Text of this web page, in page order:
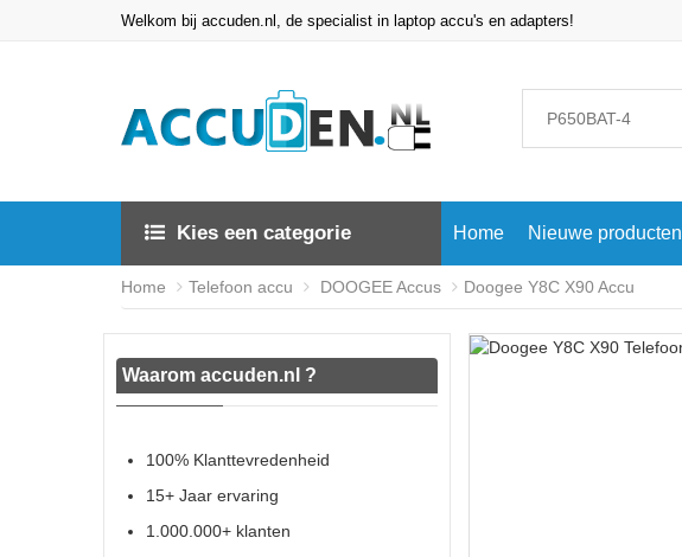
Welkom bij accuden.nl, de specialist in laptop accu's en adapters!
Kies een categorie Home Nieuwe producten
Home Telefoon accu DOOGEE Accus Doogee Y8C X90 Accu
Waarom accuden.nl ?
100% Klanttevredenheid
15+ Jaar ervaring
1.000.000+ klanten